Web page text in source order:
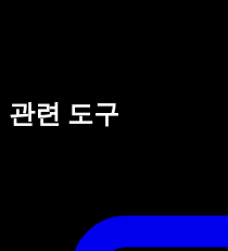
관련 도구